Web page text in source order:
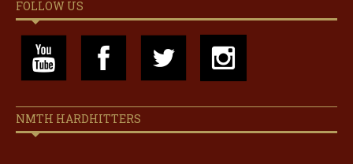
FOLLOW US
NMTH HARDHITTERS